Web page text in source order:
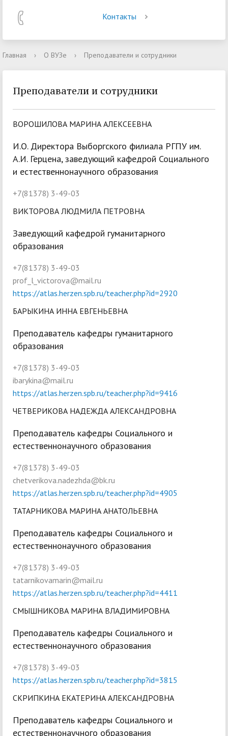
Контакты
Главная › О ВУЗе › Преподаватели и сотрудники
Преподаватели и сотрудники
ВОРОШИЛОВА МАРИНА АЛЕКСЕЕВНА
И.О. Директора Выборгского филиала РГПУ им.
А.И. Герцена, заведующий кафедрой Социального
и естественнонаучного образования
+7(81378) 3-49-03
ВИКТОРОВА ЛЮДМИЛА ПЕТРОВНА
Заведующий кафедрой гуманитарного
образования
+7(81378) 3-49-03
prof_l_victorova@mail.ru
https://atlas.herzen.spb.ru/teacher.php?id=2920
БАРЫКИНА ИННА ЕВГЕНЬЕВНА
Преподаватель кафедры гуманитарного
образования
+7(81378) 3-49-03
ibarykina@mail.ru
https://atlas.herzen.spb.ru/teacher.php?id=9416
ЧЕТВЕРИКОВА НАДЕЖДА АЛЕКСАНДРОВНА
Преподаватель кафедры Социального и
естественнонаучного образования
+7(81378) 3-49-03
chetverikova.nadezhda@bk.ru
https://atlas.herzen.spb.ru/teacher.php?id=4905
ТАТАРНИКОВА МАРИНА АНАТОЛЬЕВНА
Преподаватель кафедры Социального и
естественнонаучного образования
+7(81378) 3-49-03
tatarnikovamarin@mail.ru
https://atlas.herzen.spb.ru/teacher.php?id=4411
СМЫШНИКОВА МАРИНА ВЛАДИМИРОВНА
Преподаватель кафедры Социального и
естественнонаучного образования
+7(81378) 3-49-03
https://atlas.herzen.spb.ru/teacher.php?id=3815
СКРИПКИНА ЕКАТЕРИНА АЛЕКСАНДРОВНА
Преподаватель кафедры Социального и
естественнонаучного образования